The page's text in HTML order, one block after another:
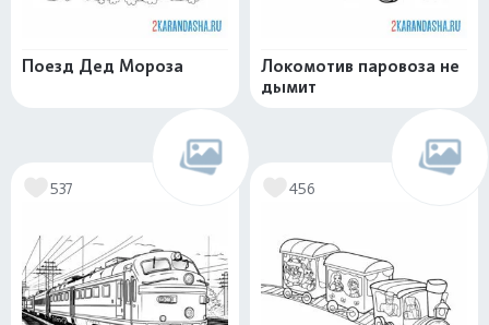
Поезд Дед Мороза
Локомотив паровоза не
дымит
537 456